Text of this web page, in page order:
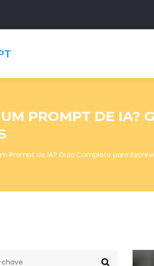
PROMPT DE IA?
Prompt de IA? Guia Completo para